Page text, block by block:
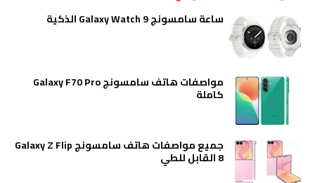
ساعة سامسونج Galaxy Watch 9 الذكية
مواصفات هاتف سامسونج Galaxy F70 Pro
كاملة
جميع مواصفات هاتف سامسونج Galaxy Z Flip
8 القابل للطي